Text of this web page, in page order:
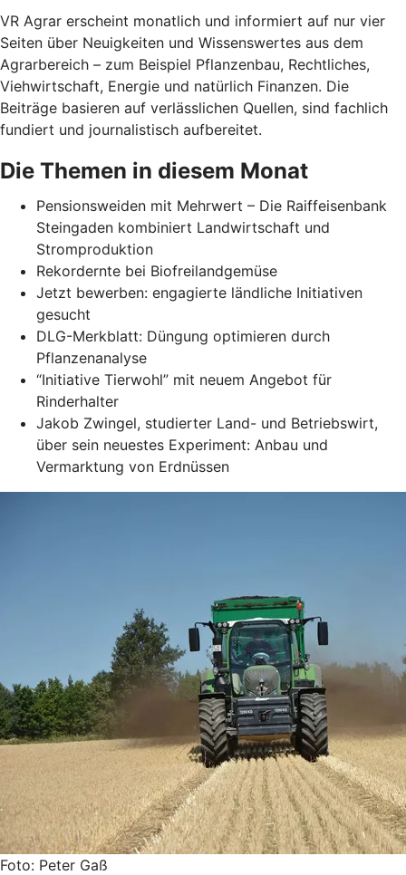
VR Agrar erscheint monatlich und informiert auf nur vier
Seiten über Neuigkeiten und Wissenswertes aus dem
Agrarbereich – zum Beispiel Pflanzenbau, Rechtliches,
Viehwirtschaft, Energie und natürlich Finanzen. Die
Beiträge basieren auf verlässlichen Quellen, sind fachlich
fundiert und journalistisch aufbereitet.
Die Themen in diesem Monat
Pensionsweiden mit Mehrwert – Die Raiffeisenbank
Steingaden kombiniert Landwirtschaft und
Stromproduktion
Rekordernte bei Biofreilandgemüse
Jetzt bewerben: engagierte ländliche Initiativen
gesucht
DLG-Merkblatt: Düngung optimieren durch
Pflanzenanalyse
“Initiative Tierwohl” mit neuem Angebot für
Rinderhalter
Jakob Zwingel, studierter Land- und Betriebswirt,
über sein neuestes Experiment: Anbau und
Vermarktung von Erdnüssen
Foto: Peter Gaß